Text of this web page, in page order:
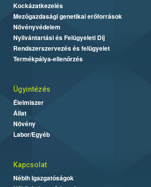
Kockázatkezelés
Mezőgazdasági genetikai erőforrások
Növényvédelem
Nyilvántartási és Felügyeleti Díj
Rendszerszervezés és felügyelet
Termékpálya-ellenőrzés
Ügyintézés
Élelmiszer
Állat
Növény
Labor/Egyéb
Kapcsolat
Nébih Igazgatóságok